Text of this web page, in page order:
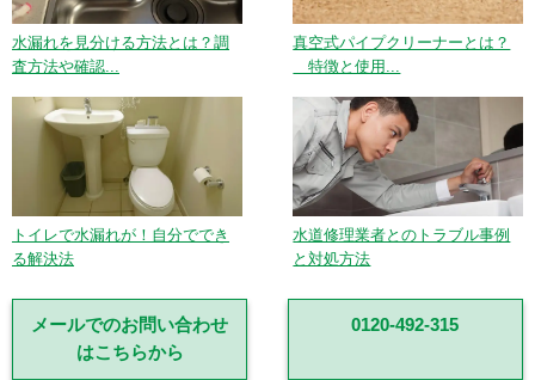
水漏れを見分ける方法とは？調
査方法や確認...
真空式パイプクリーナーとは？
特徴と使用...
トイレで水漏れが！自分ででき
る解決法
水道修理業者とのトラブル事例
と対処方法
メールでのお問い合わせ
はこちらから
0120-492-315